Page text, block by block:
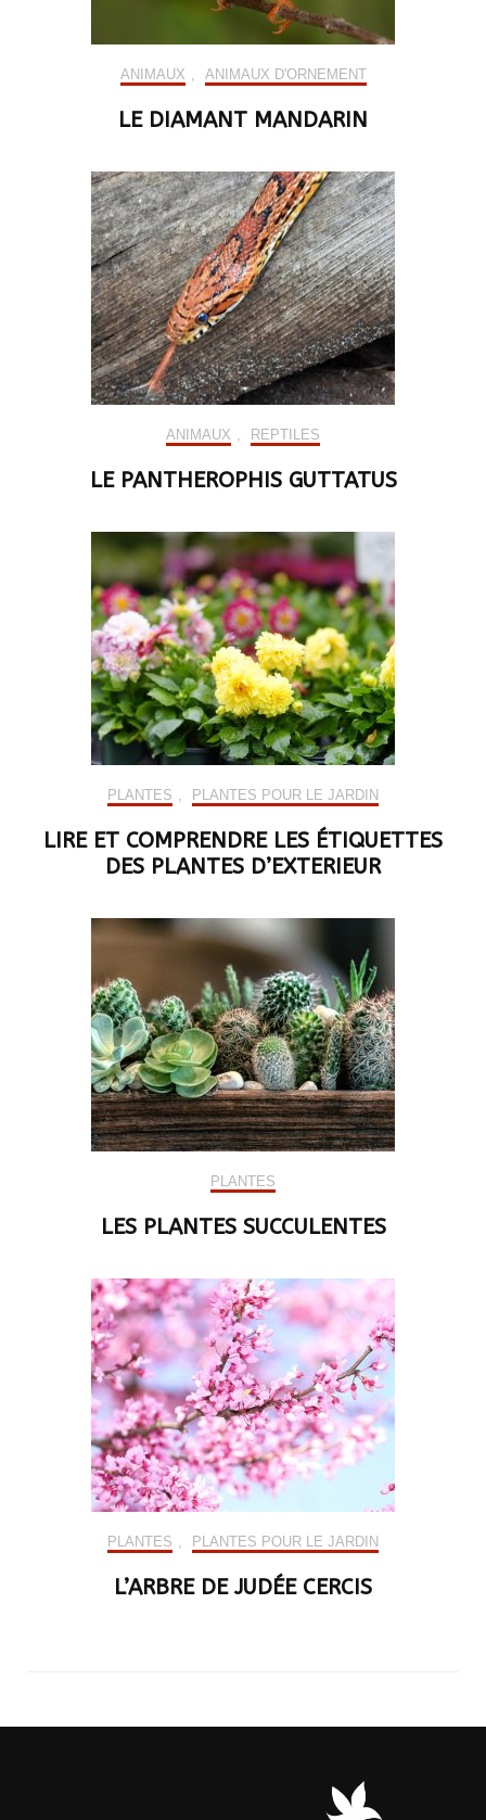
ANIMAUX ANIMAUX D'ORNEMENT
LE DIAMANT MANDARIN
ANIMAUX REPTILES
LE PANTHEROPHIS GUTTATUS
PLANTES PLANTES POUR LE JARDIN
LIRE ET COMPRENDRE LES ÉTIQUETTES
DES PLANTES D’EXTERIEUR
PLANTES
LES PLANTES SUCCULENTES
PLANTES PLANTES POUR LE JARDIN
L’ARBRE DE JUDÉE CERCIS